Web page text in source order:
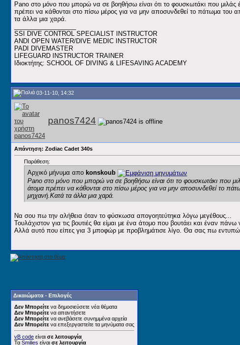
Pano στο μόνο που μπορώ να σε βοηθήσω είναι ότι το φουσκωτάκι που μιλάς
πρέπει να κάθονται στο πίσω μέρος για να μην αποσυνδεθεί το πάτωμα του
τα άλλα μια χαρά.
SSI DIVE CONTROL SPECIALIST INSTRUCTOR
ANDI OPEN WATER/DIVE MEDIC INSTRUCTOR
PADI DIVEMASTER
LIFEGUARD INSTRUCTOR TRAINER
Ιδιοκτήτης: SCHOOL OF DIVING & LIFESAVING ACADEMY
03-11-10, 14:32
panos7424
Απάντηση: Zodiac Cadet 340s
Παράθεση:
Αρχικό μήνυμα απο konskoub
Pano στο μόνο που μπορώ να σε βοηθήσω είναι ότι το φουσκωτάκι που
άτομα πρέπει να κάθονται στο πίσω μέρος για να μην αποσυνδεθεί το
μηχανή.Κατά τα άλλα μια χαρά.
Να σου πω την αλήθεια όταν το φύσκωσα απογοητεύτηκα λόγω μεγέθους...
Τουλάχιστον για τις βουτιές θα είμαι με ένα άτομο που βουτάει και έναν
Αλλά αυτό που είπες για 3 μποφώρ με προβλημάτισε λίγο. Θα σας πω
Δικαιώματα - Επιλογές
Δεν Μπορείτε να δημοσιεύσετε νέα θέματα
Δεν Μπορείτε να απαντήσετε
Δεν Μπορείτε να ανεβάσετε συνημμένα αρχεία
Δεν Μπορείτε να επεξεργαστείτε τα μηνύματα σας
vB code είναι σε λειτουργία
Τα Smilies είναι σε λειτουργία